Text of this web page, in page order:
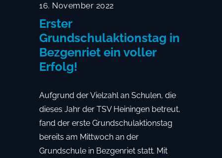
16. November 2022
Erster
Grundschulaktionstag in
Bezgenriet ein voller
Erfolg!
Aufgrund der Vielzahl an Schulen, die
dieses Jahr der TSV Heiningen betreut,
fand der erste Grundschulaktionstag
bereits am Mittwoch an der
Grundschule in Bezgenriet statt. Mit